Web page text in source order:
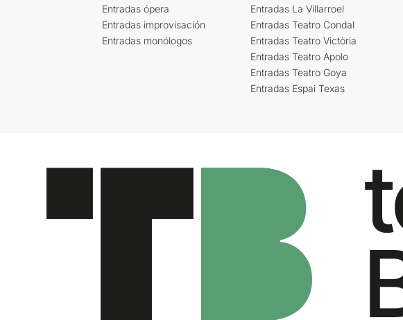
Entradas ópera
Entradas improvisación
Entradas monólogos
Entradas La Villarroel
Entradas Teatro Condal
Entradas Teatro Victòria
Entradas Teatro Apolo
Entradas Teatro Goya
Entradas Espai Texas